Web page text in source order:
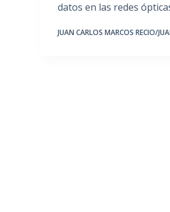
datos en las redes
JUAN CARLOS MARCOS RECIO/